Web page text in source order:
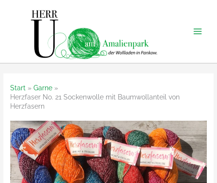
Start
Garne
Herzfaser No. 21 Sockenwolle mit Baumwollanteil von
Herzfasern